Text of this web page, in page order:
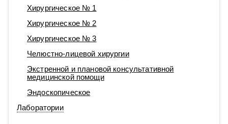
Хирургическое № 1
Хирургическое № 2
Хирургическое № 3
Челюстно-лицевой хирургии
Экстренной и плановой консультативной
медицинской помощи
Эндоскопическое
Лаборатории